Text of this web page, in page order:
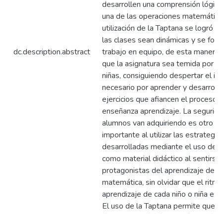
dc.description.abstract
desarrollen una comprensión
una de las operaciones
utilización de la Taptana se logró
las clases sean dinámicas y se
trabajo en equipo, de esta manera
que la asignatura sea temida por
niñas, consiguiendo despertar el
necesario por aprender y
ejercicios que afiancen el proceso
enseñanza aprendizaje. La
alumnos van adquiriendo es otro
importante al utilizar las
desarrolladas mediante el uso de
como material didáctico al sentirse
protagonistas del aprendizaje de la
matemática, sin olvidar que el
aprendizaje de cada niño o niña es
El uso de la Taptana permite que